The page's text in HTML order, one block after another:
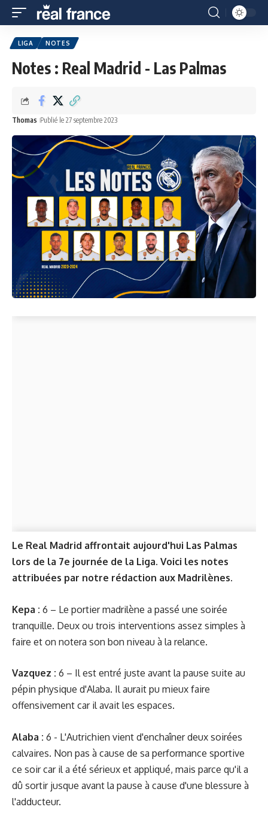
LIGA NOTES
Notes : Real Madrid - Las Palmas
Thomas Publié le 27 septembre 2023
Le Real Madrid affrontait aujourd'hui Las Palmas
lors de la 7e journée de la Liga. Voici les notes
attribuées par notre rédaction aux Madrilènes.
Kepa : 6 – Le portier madrilène a passé une soirée
tranquille. Deux ou trois interventions assez simples à
faire et on notera son bon niveau à la relance.
Vazquez : 6 – Il est entré juste avant la pause suite au
pépin physique d'Alaba. Il aurait pu mieux faire
offensivement car il avait les espaces.
Alaba : 6 - L'Autrichien vient d'enchaîner deux soirées
calvaires. Non pas à cause de sa performance sportive
ce soir car il a été sérieux et appliqué, mais parce qu'il a
dû sortir jusque avant la pause à cause d'une blessure à
l'adducteur.